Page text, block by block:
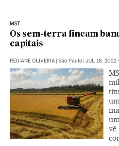
MST
Os sem-terra fincam
capitais
REGIANE OLIVEIRA | São Paulo | JUL 16, 2021
vê